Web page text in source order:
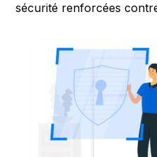
sécurité renforcées